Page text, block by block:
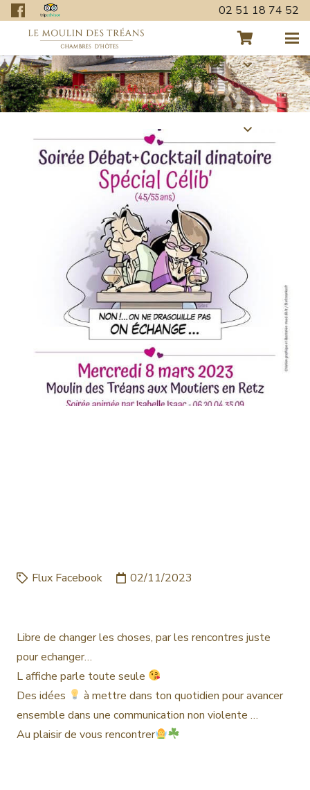
02 51 18 74 52
Retour aux actualités
Flux Facebook 02/11/2023
Libre de changer les choses, par les rencontres juste
pour echanger…
L affiche parle toute seule
Des idées
à mettre dans ton quotidien pour avancer
ensemble dans une communication non violente …
Au plaisir de vous rencontrer